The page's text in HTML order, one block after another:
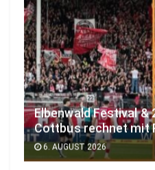
Elbenwald Festival &
Cottbus rechnet mit
6. AUGUST 2026